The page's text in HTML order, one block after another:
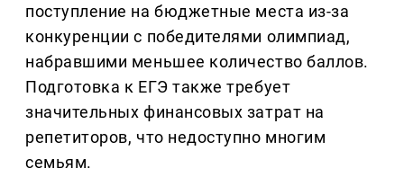
поступление на бюджетные места из-за
конкуренции с победителями олимпиад,
набравшими меньшее количество баллов.
Подготовка к ЕГЭ также требует
значительных финансовых затрат на
репетиторов, что недоступно многим
семьям.